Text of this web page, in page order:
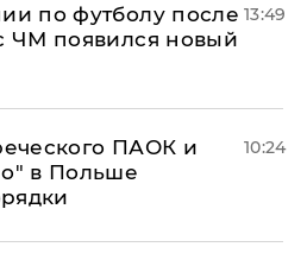
по футболу после
ЧМ появился новый
13:49
ПАОК и
в Польше
10:24